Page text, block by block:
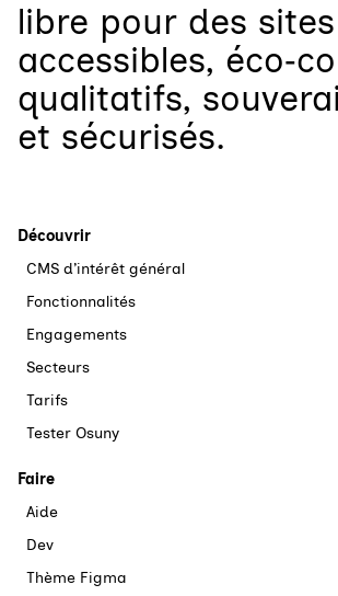
libre pour des sites
accessibles,
qualitatifs,
et sécurisés.
Découvrir
CMS d’intérêt général
Fonctionnalités
Engagements
Secteurs
Tarifs
Tester Osuny
Faire
Aide
Dev
Thème Figma